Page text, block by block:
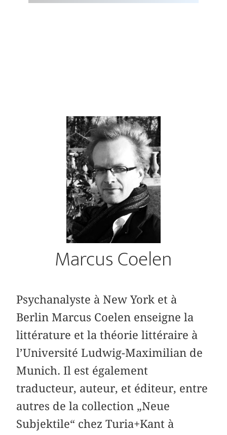
Marcus Coelen
Psychanalyste à New York et à
Berlin Marcus Coelen enseigne la
littérature et la théorie littéraire à
l’Université Ludwig-Maximilian de
Munich. Il est également
traducteur, auteur, et éditeur, entre
autres de la collection „Neue
Subjektile“ chez Turia+Kant à